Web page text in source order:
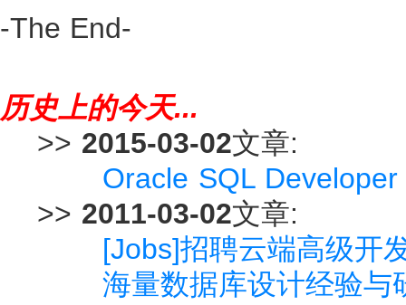
-The End-
历史上的今天...
>> 2015-03-02文章:
Oracle SQL
>> 2011-03-02文章:
[Jobs]招聘云端高级开
海量数据库设计经验与